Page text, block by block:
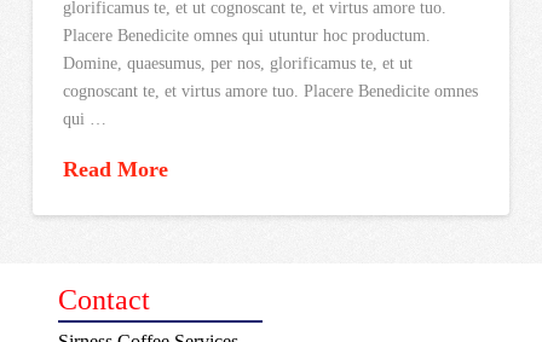
glorificamus te, et ut cognoscant te, et virtus amore tuo.
Placere Benedicite omnes qui utuntur hoc productum.
Domine, quaesumus, per nos, glorificamus te, et ut
cognoscant te, et virtus amore tuo. Placere Benedicite omnes
qui …
Read More
Contact